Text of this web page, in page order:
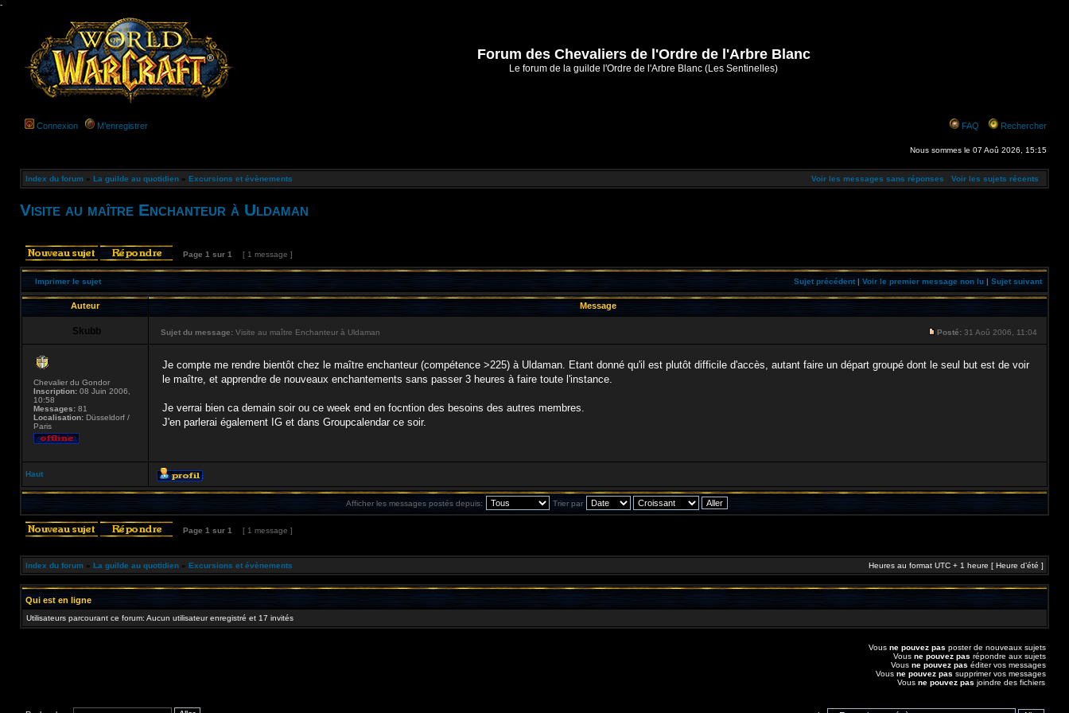
-
Forum des Chevaliers de l'Ordre de l'Arbre Blanc
Le forum de la guilde l'Ordre de l'Arbre Blanc (Les Sentinelles)
Connexion M’enregistrer FAQ Rechercher
Nous sommes le 07 Aoû 2026, 15:15
Index du forum » La guilde au quotidien » Excursions et évènements Voir les messages sans réponses Voir les sujets récents
Visite au maître Enchanteur à Uldaman
Page 1 sur 1 [ 1 message ]
Imprimer le sujet Sujet précédent|Voir le premier message non lu | Sujet suivant
Auteur Message
Skubb Sujet du message: Visite au maître Enchanteur à Uldaman Posté: 31 Aoû 2006, 11:04
Chevalier du Gondor
Inscription: 08 Juin 2006,
10:58
Messages: 81
Localisation: Düsseldorf /
Paris
Je compte me rendre bientôt chez le maître enchanteur (compétence >225) à Uldaman. Etant donné qu'il est plutôt difficile d'accès, autant faire un départ groupé dont le seul but est de voir
le maître, et apprendre de nouveaux enchantements sans passer 3 heures à faire toute l'instance.
Je verrai bien ca demain soir ou ce week end en focntion des besoins des autres membres.
J'en parlerai également IG et dans Groupcalendar ce soir.
Haut
Afficher les messages postés depuis: Trier par
Page 1 sur 1 [ 1 message ]
Index du forum » La guilde au quotidien » Excursions et évènements Heures au format UTC + 1 heure [ Heure d’été ]
Qui est en ligne
Utilisateurs parcourant ce forum: Aucun utilisateur enregistré et 17 invités
Vous ne pouvez pas poster de nouveaux sujets
Vous ne pouvez pas répondre aux sujets
Vous ne pouvez pas éditer vos messages
Vous ne pouvez pas supprimer vos messages
Vous ne pouvez pas joindre des fichiers